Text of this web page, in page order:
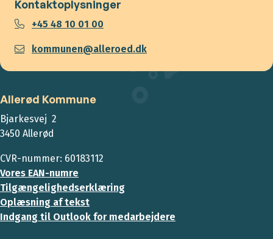
Kontaktoplysninger
+45 48 10 01 00
kommunen@alleroed.dk
Allerød Kommune
Bjarkesvej 2
3450 Allerød
CVR-nummer: 60183112
Vores EAN-numre
Tilgængelighedserklæring
Oplæsning af tekst
Indgang til Outlook for medarbejdere